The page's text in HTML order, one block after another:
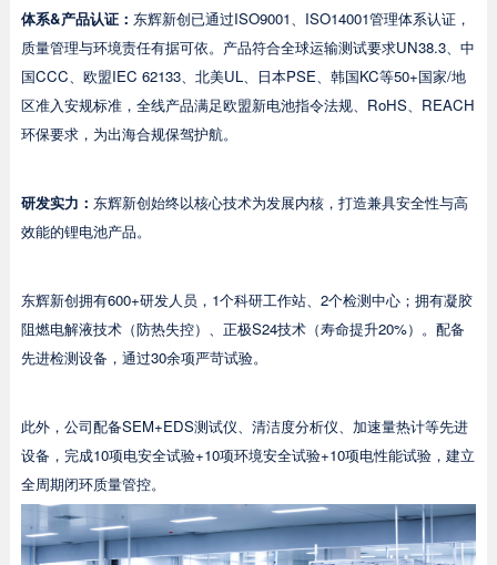
体系&产品认证： 东辉新创已通过ISO9001、ISO14001管理体系认证，
质量管理与环境责任有据可依。产品符合全球运输测试要求UN38.3、中
国CCC、欧盟IEC 62133、北美UL、日本PSE、韩国KC等50+国家/地
区准入安规标准，全线产品满足欧盟新电池指令法规、RoHS、REACH
环保要求，为出海合规保驾护航。
研发实力： 东辉新创始终以核心技术为发展内核，打造兼具安全性与高
效能的锂电池产品。
东辉新创拥有600+研发人员，1个科研工作站、2个检测中心；拥有凝胶
阻燃电解液技术（防热失控）、正极S24技术（寿命提升20%）。配备
先进检测设备，通过30余项严苛试验。
此外，公司配备SEM+EDS测试仪、清洁度分析仪、加速量热计等先进
设备，完成10项电安全试验+10项环境安全试验+10项电性能试验，建立
全周期闭环质量管控。